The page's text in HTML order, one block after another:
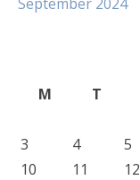
M
T
3
4 5
10
11 12